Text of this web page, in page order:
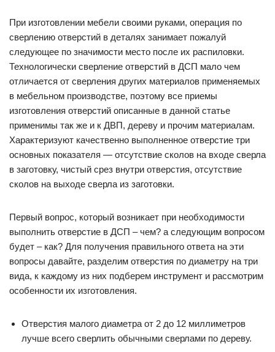
При изготовлении мебели своими руками, операция по
сверлению отверстий в деталях занимает пожалуй
следующее по значимости место после их распиловки.
Технологически сверление отверстий в ДСП мало чем
отличается от сверления других материалов применяемых
в мебельном производстве, поэтому все приемы
изготовления отверстий описанные в данной статье
применимы так же и к ДВП, дереву и прочим материалам.
Характеризуют качественно выполненное отверстие три
основных показателя — отсутствие сколов на входе сверла
в заготовку, чистый срез внутри отверстия, отсутствие
сколов на выходе сверла из заготовки.
Первый вопрос, который возникает при необходимости
выполнить отверстие в ДСП – чем? а следующим вопросом
будет – как? Для получения правильного ответа на эти
вопросы давайте, разделим отверстия по диаметру на три
вида, к каждому из них подберем инструмент и рассмотрим
особенности их изготовления.
Отверстия малого диаметра от 2 до 12 миллиметров
лучше всего сверлить обычными сверлами по дереву.